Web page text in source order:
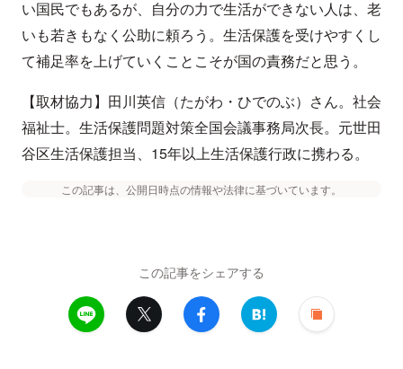
い国民でもあるが、自分の力で生活ができない人は、老
いも若きもなく公助に頼ろう。生活保護を受けやすくし
て補足率を上げていくことこそが国の責務だと思う。
【取材協力】田川英信（たがわ・ひでのぶ）さん。社会
福祉士。生活保護問題対策全国会議事務局次長。元世田
谷区生活保護担当、15年以上生活保護行政に携わる。
この記事は、公開日時点の情報や法律に基づいています。
この記事をシェアする